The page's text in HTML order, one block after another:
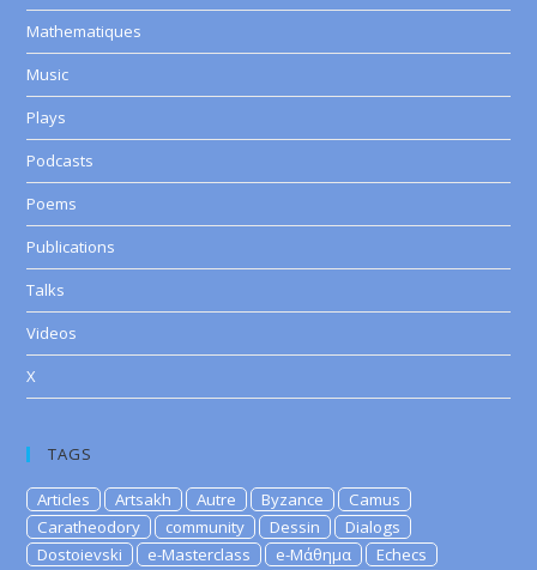
Mathematiques
Music
Plays
Podcasts
Poems
Publications
Talks
Videos
X
TAGS
Articles Artsakh Autre Byzance
Camus
Caratheodory
community Dessin
Dialogs
Dostoievski
e-Masterclass e-Μάθημα
Echecs